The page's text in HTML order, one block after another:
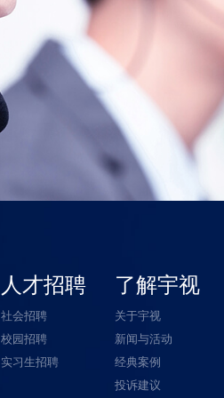
人才招聘
社会招聘
校园招聘
实习生招聘
了解宇视
关于宇视
新闻与活动
经典案例
投诉建议